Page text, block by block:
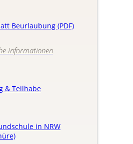
Beurlaubung (PDF)
Informationen
& Teilhabe
in NRW